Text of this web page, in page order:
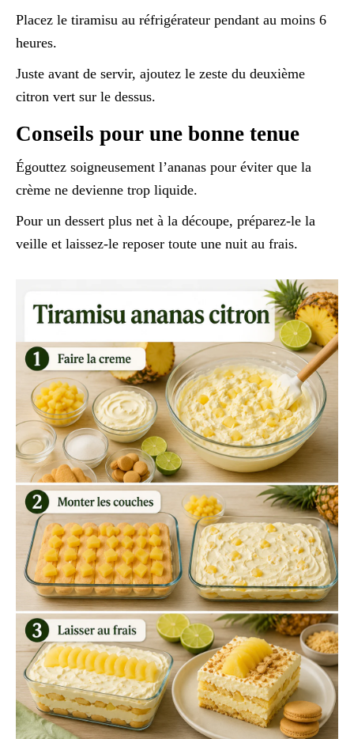
Placez le tiramisu au réfrigérateur pendant au moins 6
heures.
Juste avant de servir, ajoutez le zeste du deuxième
citron vert sur le dessus.
Conseils pour une bonne tenue
Égouttez soigneusement l’ananas pour éviter que la
crème ne devienne trop liquide.
Pour un dessert plus net à la découpe, préparez-le la
veille et laissez-le reposer toute une nuit au frais.